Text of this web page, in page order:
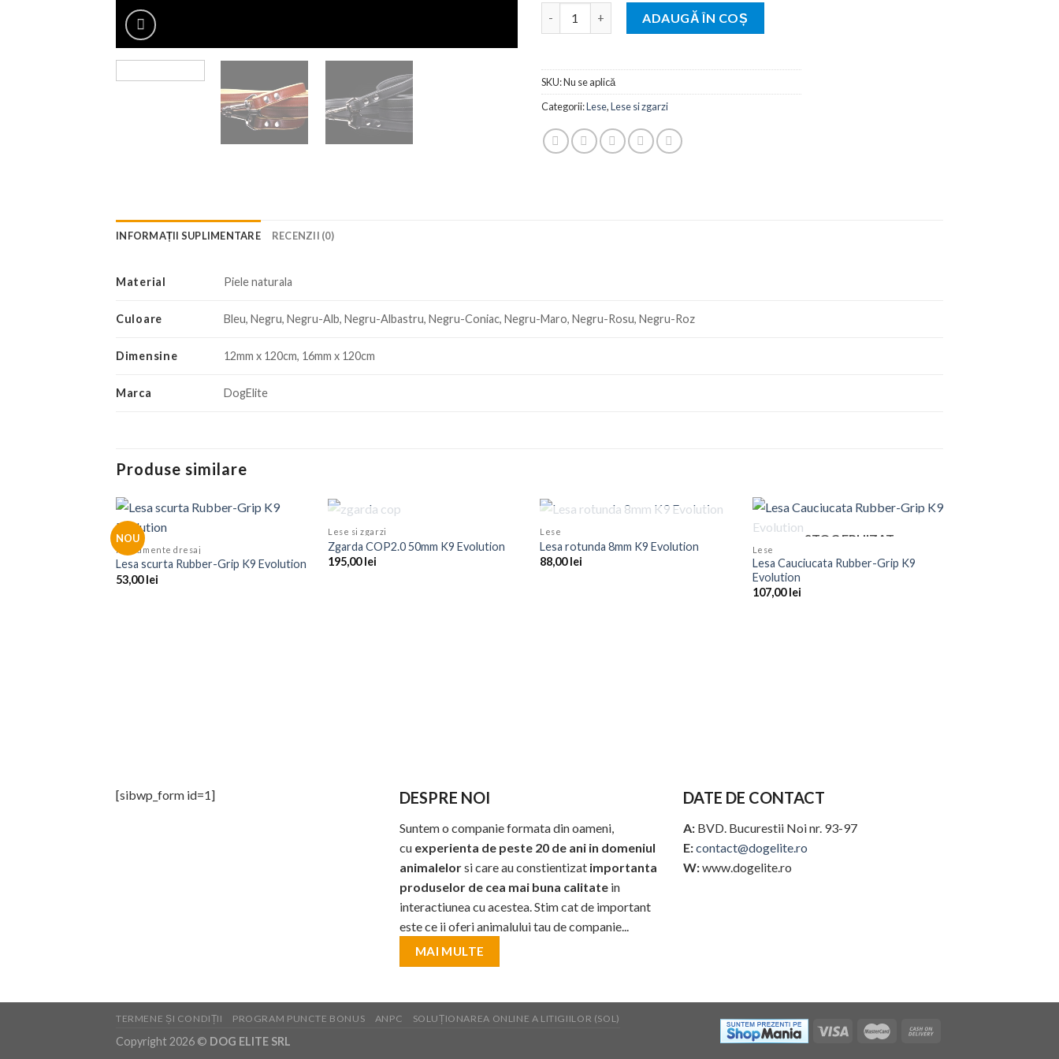
Cantitate Lesa Piele Super DogElite
ADAUGĂ ÎN COȘ
SKU:Nu se aplică
Categorii:Lese,Lese si zgarzi
INFORMAȚII SUPLIMENTARE RECENZII (0)
Material Piele naturala
Culoare Bleu, Negru, Negru-Alb, Negru-Albastru, Negru-Coniac, Negru-Maro, Negru-Rosu, Negru-Roz
Dimensine 12mm x 120cm, 16mm x 120cm
Marca DogElite
Produse similare
NOU
Instrumente dresaj
Lesa scurta Rubber-Grip K9 Evolution
53,00lei
STOC EPUIZAT
Lese si zgarzi
Zgarda COP2.0 50mm K9 Evolution
195,00lei
Lese
Lesa rotunda 8mm K9 Evolution
88,00lei
STOC EPUIZAT
Lese
Lesa Cauciucata Rubber-Grip K9
Evolution
107,00lei
[sibwp_form id=1] DESPRE NOI
Suntem o companie formata din oameni,
cu experienta de peste 20 de ani in domeniul
animalelorsi care au constientizat importanta
produselor de cea mai buna calitate in
interactiunea cu acestea. Stim cat de important
este ce ii oferi animalului tau de companie...
MAI MULTE
DATE DE CONTACT
A: BVD. Bucurestii Noi nr. 93-97
E:contact@dogelite.ro
W:www.dogelite.ro
TERMENE ȘI CONDIȚII PROGRAM PUNCTE BONUS ANPC SOLUȚIONAREA ONLINE A LITIGIILOR (SOL)
Copyright 2026 © DOG ELITE SRL